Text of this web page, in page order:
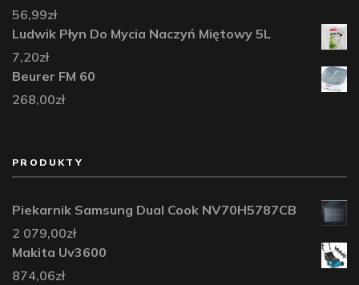
56,99zł
Ludwik Płyn Do Mycia Naczyń Miętowy 5L
7,20zł
Beurer FM 60
268,00zł
PRODUKTY
Piekarnik Samsung Dual Cook NV70H5787CB
2 079,00zł
Makita Uv3600
874,06zł